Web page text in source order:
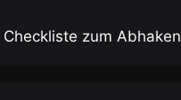
Checkliste zum Abhaken